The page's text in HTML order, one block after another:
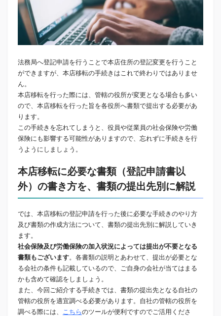
法務局へ登記申請を行うことで本店住所の登記変更を行うこと
ができますが、本店移転の手続きはこれで終わりではありませ
ん。
本店移転を行った際には、管轄の役所が変更となる場合も多い
ので、本店移転を行った旨を各役所へ書類で提出する必要があ
ります。
この手続きを忘れてしまうと、役員や従業員の社会保険や労働
保険にも影響する可能性がありますので、忘れずに手続きを行
うようにしましょう。
本店移転に必要な書類（登記申請書以
外）の書き方を、書類の提出先別に解説
では、本店移転の登記申請を行った後に必要な手続きのやり方
及び書類の作成方法について、書類の提出先別に解説していき
ます。
社会保険及び労働保険の加入状況によっては提出が不要となる
書類もございます。各書類の説明とあわせて、提出が必要とな
る会社の条件も記載しているので、ご自身の会社が当てはまる
かも含めて確認をしましょう。
また、今回ご紹介する手続きでは、書類の提出先となる自社の
管轄の役所を適宜調べる必要があります。自社の管轄の役所を
調べる際には、
こちらのツールが便利ですのでご活用くださ